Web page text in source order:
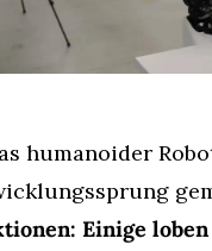
humanoider
Einige